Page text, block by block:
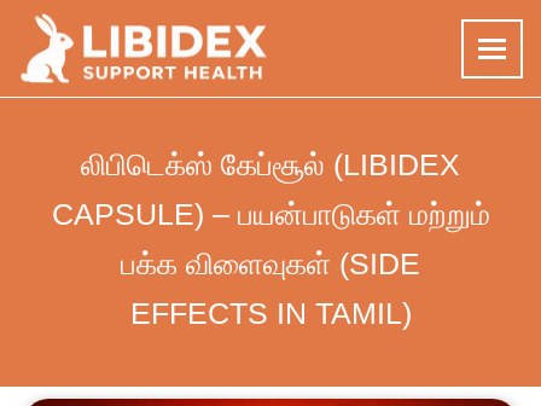
Skip
லிபிடெக்ஸ் கேப்சூல் (LIBIDEX
CAPSULE) – பயன்பாடுகள் மற்றும்
பக்க விளைவுகள் (SIDE
EFFECTS IN TAMIL)